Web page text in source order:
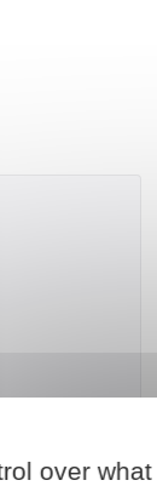
over